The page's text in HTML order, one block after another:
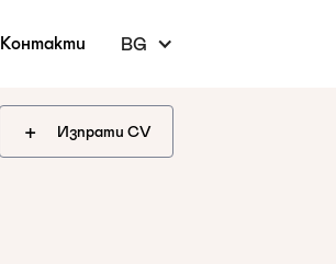
Контакти BG
Изпрати CV
+